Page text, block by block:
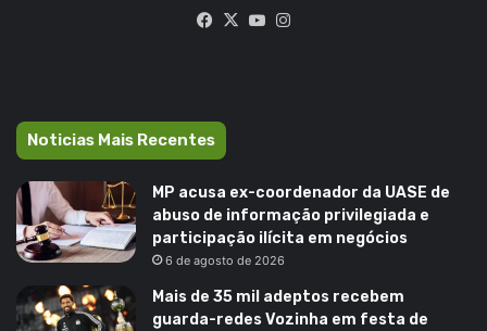
Facebook
X YouTube
Noticias Mais Recentes
MP acusa ex-coordenador da UASE de
abuso de informação privilegiada e
participação ilícita em negócios
6 de agosto de 2026
Mais de 35 mil adeptos recebem
guarda-redes Vozinha em festa de